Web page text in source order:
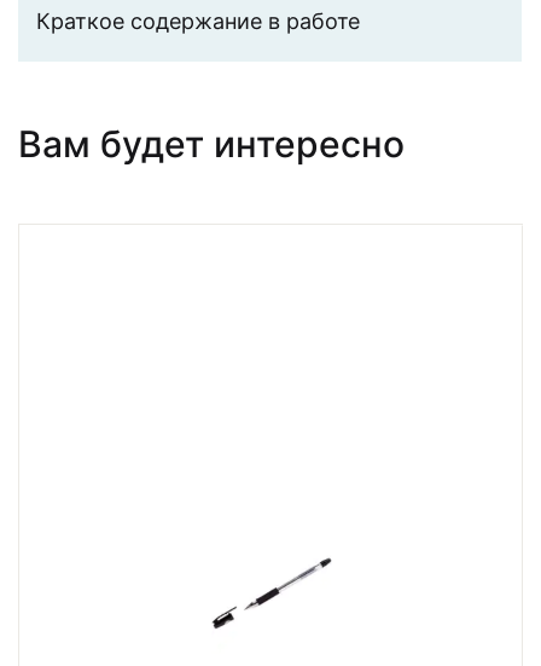
Краткое содержание в работе
Вам будет интересно